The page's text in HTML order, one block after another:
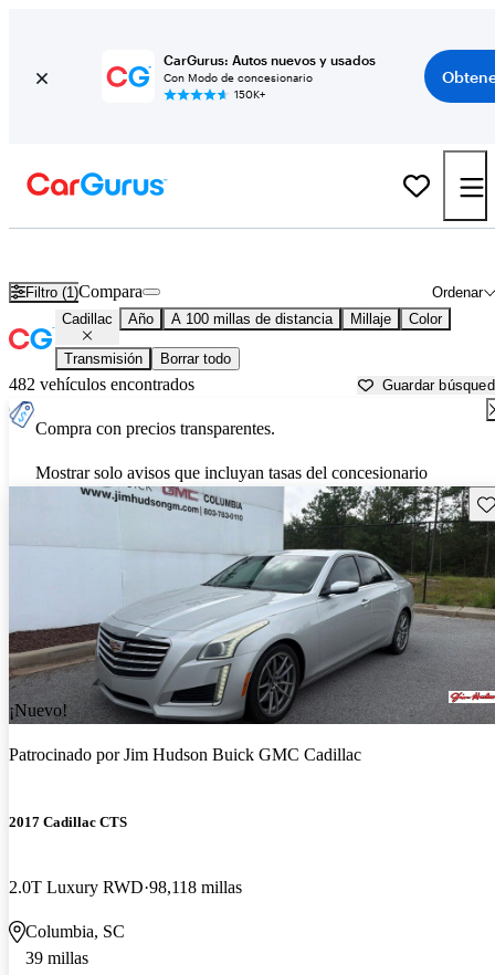
CarGurus: Autos nuevos y usados
Con Modo de concesionario
150K+
Filtro (1) Ordenar
Compara
Cadillac Año A 100 millas de distancia Millaje Color
Transmisión Borrar todo
482 vehículos encontrados Guardar
Compra con precios transparentes.
Mostrar solo avisos que incluyan tasas del concesionario
¡Nuevo!
Patrocinado porJim Hudson Buick GMC Cadillac
2017 Cadillac CTS
2.0T Luxury RWD 98,118 millas
Columbia, SC
39 millas